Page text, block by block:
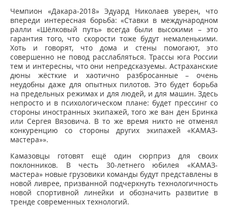
Чемпион «Дакара-2018» Эдуард Николаев уверен, что
впереди интересная борьба: «Ставки в международном
ралли «Шёлковый путь» всегда были высокими – это
гарантия того, что скорости тоже будут немаленькими.
Хоть и говорят, что дома и стены помогают, это
совершенно не повод расслабляться. Трассы юга России
тем и интересны, что они непредсказуемы. Астраханские
дюны жёсткие и хаотично разбросанные – очень
неудобны даже для опытных пилотов. Это будет борьба
на предельных режимах и для людей, и для машин. Здесь
непросто и в психологическом плане: будет прессинг со
стороны иностранных экипажей, того же ван ден Бринка
или Сергея Вязовича. В то же время никто не отменял
конкуренцию со стороны других экипажей «КАМАЗ-
мастера»».
Камазовцы готовят ещё один сюрприз для своих
поклонников. В честь 30-летнего юбилея «КАМАЗ-
мастера» новые грузовики команды будут представлены в
новой ливрее, призванной подчеркнуть технологичность
новой спортивной линейки и обозначить развитие в
тренде современных технологий.